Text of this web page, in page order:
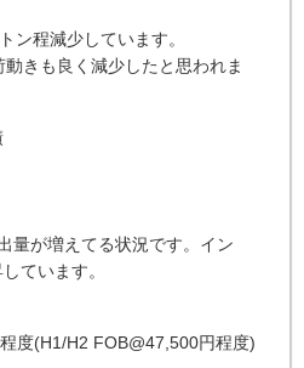
ン程減少しています。
きも良く減少したと思われま
量が増えてる状況です。イン
ています。
度(H1/H2 FOB@47,500円程度)